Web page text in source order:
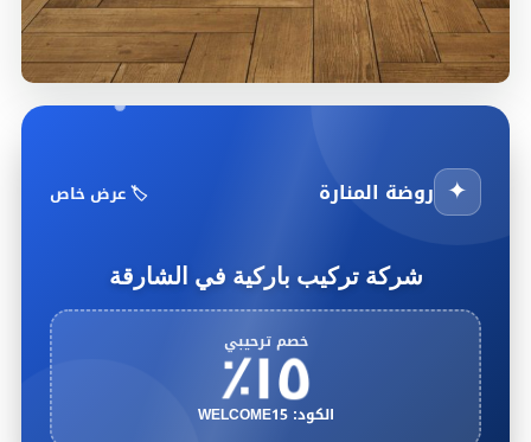
✦ روضة المنارة 🏷️ عرض خاص
شركة تركيب باركية في الشارقة
خصم ترحيبي
١٥٪الكود: WELCOME15